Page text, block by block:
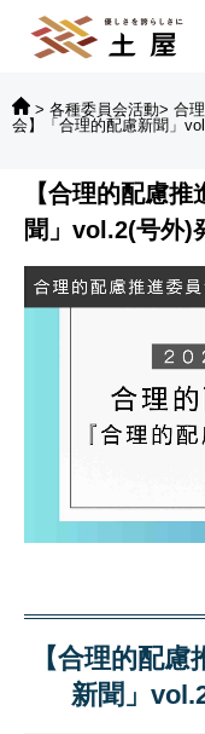
> 各種委員会活動> 合
会】「合理的配慮新聞」
【合理的配慮
聞」vol.2(号外)
【合理的配
新聞」